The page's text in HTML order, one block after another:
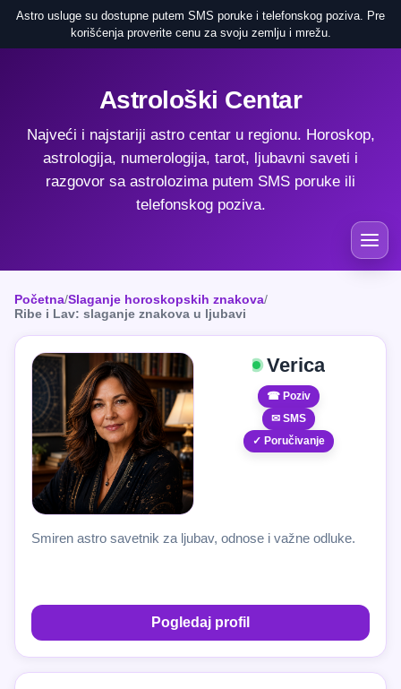
Astro usluge su dostupne putem SMS poruke i telefonskog poziva. Pre
korišćenja proverite cenu za svoju zemlju i mrežu.
Astrološki Centar
Najveći i najstariji astro centar u regionu. Horoskop,
astrologija, numerologija, tarot, ljubavni saveti i
razgovor sa astrolozima putem SMS poruke ili
telefonskog poziva.
Početna/Slaganje horoskopskih znakova/
Ribe i Lav: slaganje znakova u ljubavi
Verica
☎ Poziv
✉ SMS
✓ Poručivanje
Smiren astro savetnik za ljubav, odnose i važne odluke.
Pogledaj profil